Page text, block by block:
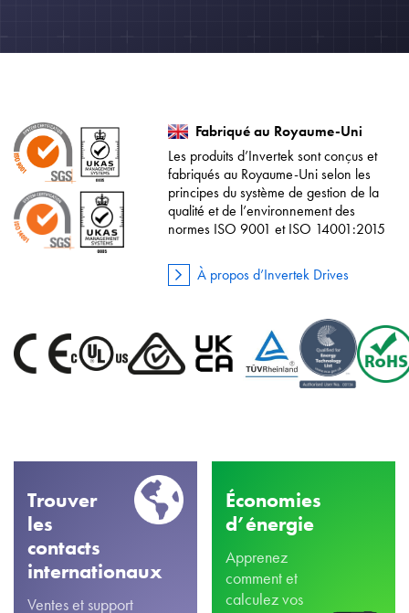
Fabriqué au Royaume-Uni
Les produits d’Invertek sont conçus et
fabriqués au Royaume-Uni selon les
principes du système de gestion de la
qualité et de l’environnement des
normes ISO 9001 et ISO 14001:2015
À propos d’Invertek Drives
Trouver
les
contacts
internationaux
Ventes et support
Économies
d’énergie
Apprenez
comment et
calculez vos